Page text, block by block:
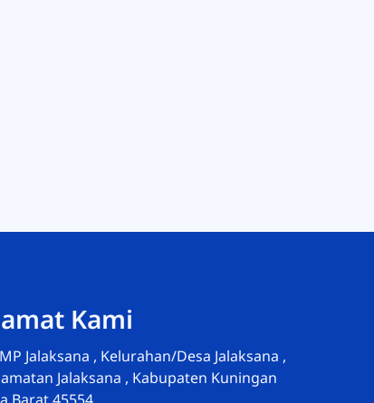
Online
Kami
Jalaksana , Kelurahan/Desa Jalaksana ,
Jalaksana , Kabupaten Kuningan